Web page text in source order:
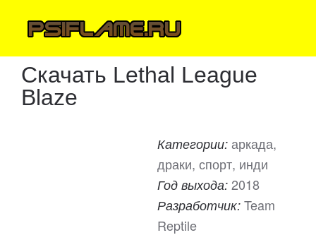
Скачать Lethal League
Blaze
Категории: аркада,
драки, спорт, инди
Год выхода: 2018
Разработчик: Team
Reptile